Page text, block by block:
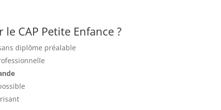
CAP Petite Enfance ?
diplôme préalable